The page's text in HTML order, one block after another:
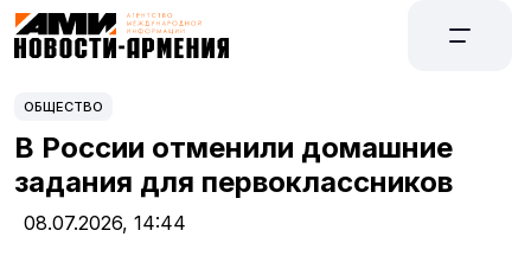
ОБЩЕСТВО
В России отменили домашние
задания для первоклассников
08.07.2026, 14:44